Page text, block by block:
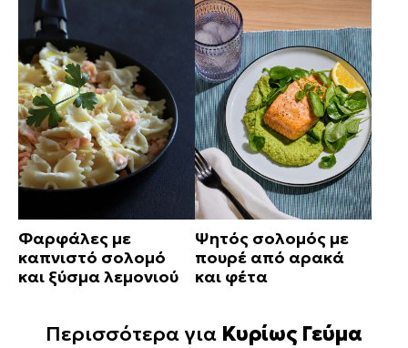
Φαρφάλες με
καπνιστό σολομό
και ξύσμα λεμονιού
Ψητός σολομός με
πουρέ από αρακά
και φέτα
Περισσότερα για Κυρίως Γεύμα